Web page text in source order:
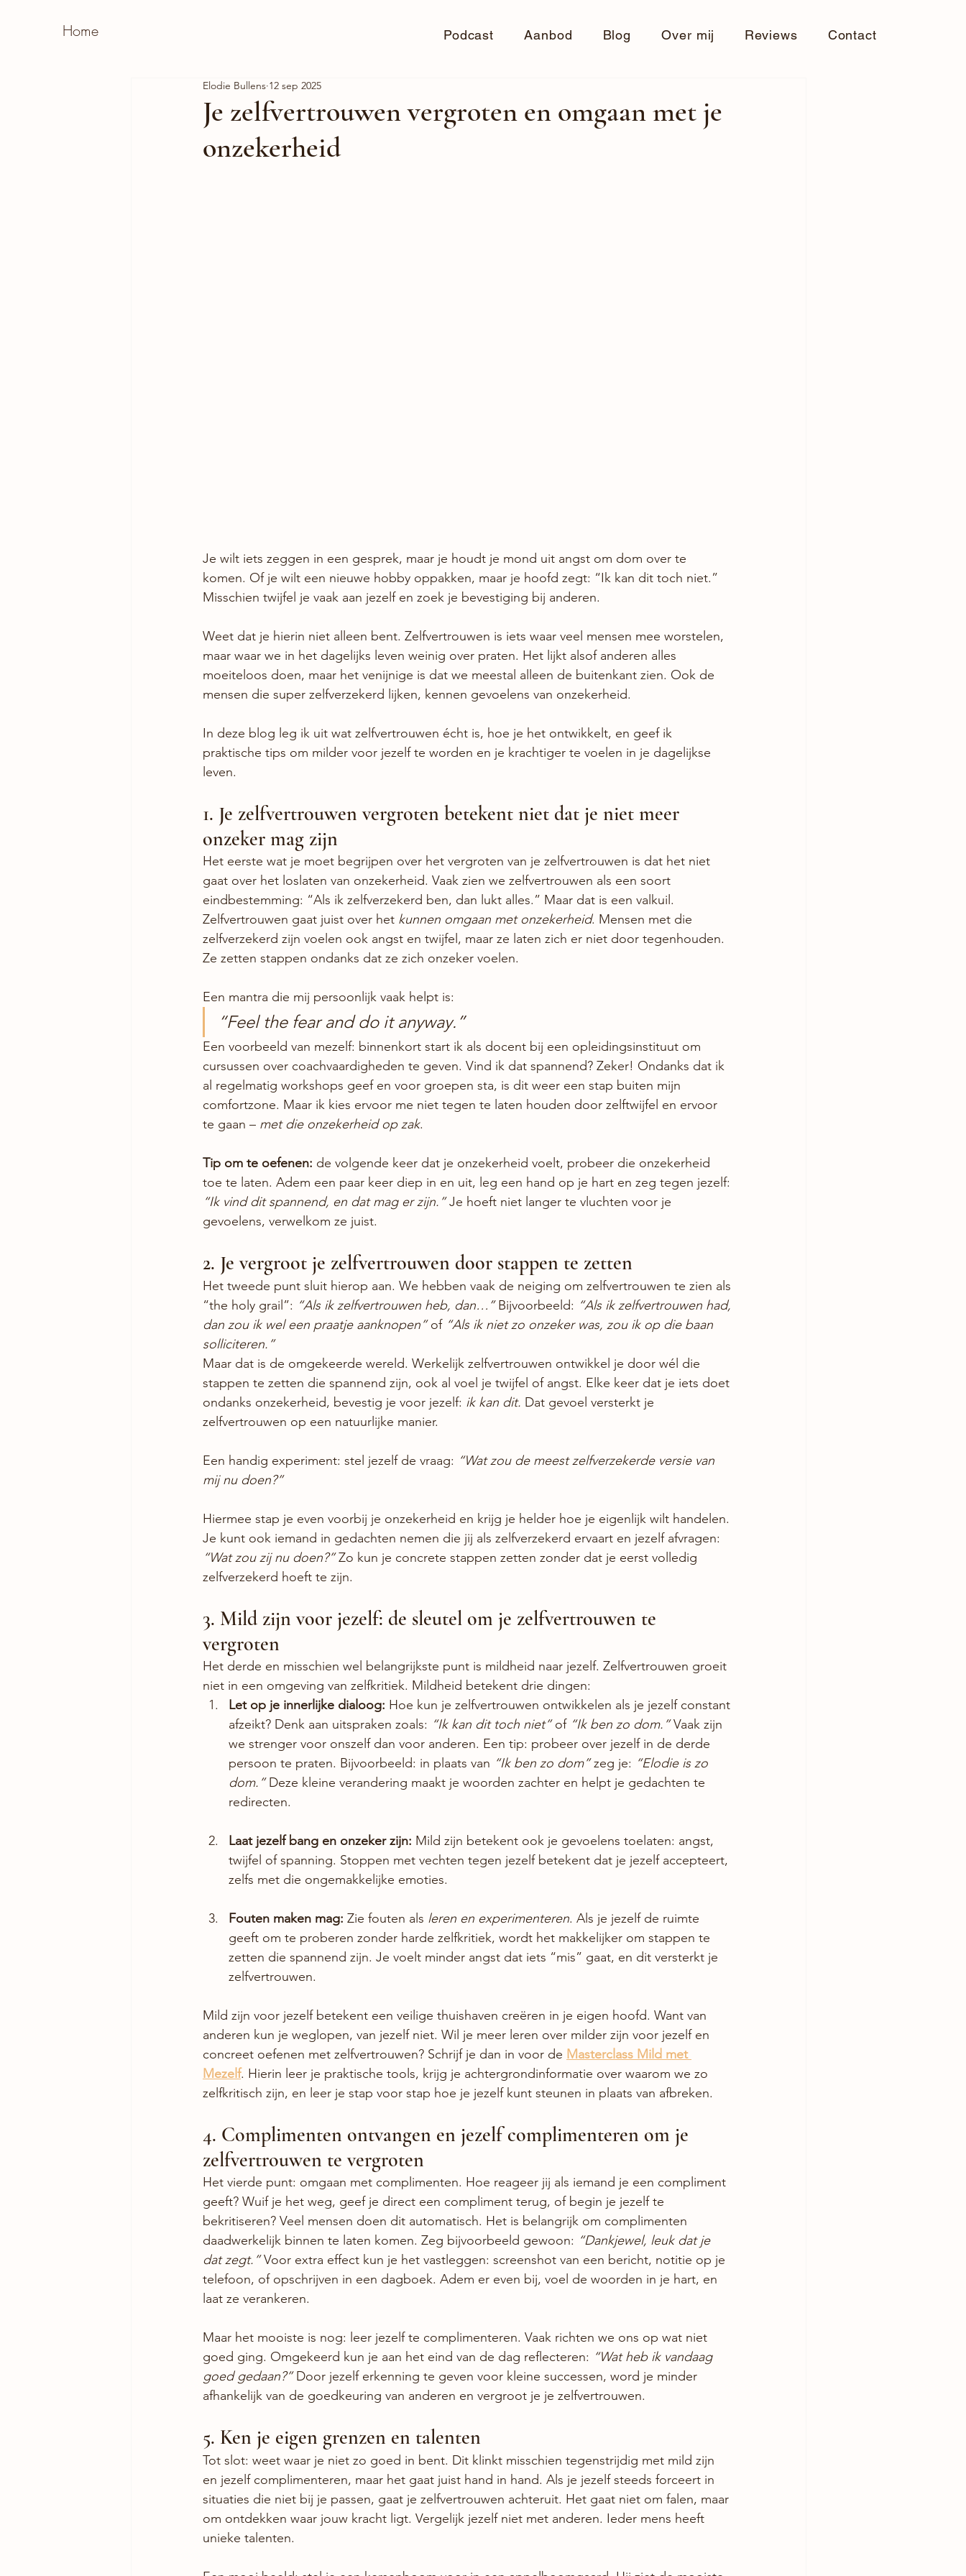
Home Podcast Aanbod Blog Over mij Reviews Contact
Je zelfvertrouwen vergroten en omgaan met je
onzekerheid
Elodie Bullens 12 sep 2025
Je wilt iets zeggen in een gesprek, maar je houdt je mond uit angst om dom over te
komen. Of je wilt een nieuwe hobby oppakken, maar je hoofd zegt: “Ik kan dit toch niet.”
Misschien twijfel je vaak aan jezelf en zoek je bevestiging bij anderen.
Weet dat je hierin niet alleen bent. Zelfvertrouwen is iets waar veel mensen mee worstelen,
maar waar we in het dagelijks leven weinig over praten. Het lijkt alsof anderen alles
moeiteloos doen, maar het venijnige is dat we meestal alleen de buitenkant zien. Ook de
mensen die super zelfverzekerd lijken, kennen gevoelens van onzekerheid.
In deze blog leg ik uit wat zelfvertrouwen écht is, hoe je het ontwikkelt, en geef ik
praktische tips om milder voor jezelf te worden en je krachtiger te voelen in je dagelijkse
leven.
1. Je zelfvertrouwen vergroten betekent niet dat je niet meer
onzeker mag zijn
Het eerste wat je moet begrijpen over het vergroten van je zelfvertrouwen is dat het niet
gaat over het loslaten van onzekerheid. Vaak zien we zelfvertrouwen als een soort
eindbestemming: “Als ik zelfverzekerd ben, dan lukt alles.” Maar dat is een valkuil.
Zelfvertrouwen gaat juist over het kunnen omgaan met onzekerheid. Mensen met die
zelfverzekerd zijn voelen ook angst en twijfel, maar ze laten zich er niet door tegenhouden.
Ze zetten stappen ondanks dat ze zich onzeker voelen.
Een mantra die mij persoonlijk vaak helpt is:
“Feel the fear and do it anyway.”
Een voorbeeld van mezelf: binnenkort start ik als docent bij een opleidingsinstituut om
cursussen over coachvaardigheden te geven. Vind ik dat spannend? Zeker! Ondanks dat ik
al regelmatig workshops geef en voor groepen sta, is dit weer een stap buiten mijn
comfortzone. Maar ik kies ervoor me niet tegen te laten houden door zelftwijfel en ervoor
te gaan – met die onzekerheid op zak.
Tip om te oefenen: de volgende keer dat je onzekerheid voelt, probeer die onzekerheid
toe te laten. Adem een paar keer diep in en uit, leg een hand op je hart en zeg tegen jezelf:
“Ik vind dit spannend, en dat mag er zijn.” Je hoeft niet langer te vluchten voor je
gevoelens, verwelkom ze juist.
2. Je vergroot je zelfvertrouwen door stappen te zetten
Het tweede punt sluit hierop aan. We hebben vaak de neiging om zelfvertrouwen te zien als
“the holy grail”: “Als ik zelfvertrouwen heb, dan…’’ Bijvoorbeeld: “Als ik zelfvertrouwen had,
dan zou ik wel een praatje aanknopen” of “Als ik niet zo onzeker was, zou ik op die baan
solliciteren.”
Maar dat is de omgekeerde wereld. Werkelijk zelfvertrouwen ontwikkel je door wél die
stappen te zetten die spannend zijn, ook al voel je twijfel of angst. Elke keer dat je iets doet
ondanks onzekerheid, bevestig je voor jezelf: ik kan dit. Dat gevoel versterkt je
zelfvertrouwen op een natuurlijke manier.
Een handig experiment: stel jezelf de vraag: “Wat zou de meest zelfverzekerde versie van
mij nu doen?”
Hiermee stap je even voorbij je onzekerheid en krijg je helder hoe je eigenlijk wilt handelen.
Je kunt ook iemand in gedachten nemen die jij als zelfverzekerd ervaart en jezelf afvragen:
“Wat zou zij nu doen?” Zo kun je concrete stappen zetten zonder dat je eerst volledig
zelfverzekerd hoeft te zijn.
3. Mild zijn voor jezelf: de sleutel om je zelfvertrouwen te
vergroten
Het derde en misschien wel belangrijkste punt is mildheid naar jezelf. Zelfvertrouwen groeit
niet in een omgeving van zelfkritiek. Mildheid betekent drie dingen:
Let op je innerlijke dialoog: Hoe kun je zelfvertrouwen ontwikkelen als je jezelf constant
afzeikt? Denk aan uitspraken zoals: “Ik kan dit toch niet” of “Ik ben zo dom.” Vaak zijn
we strenger voor onszelf dan voor anderen. Een tip: probeer over jezelf in de derde
persoon te praten. Bijvoorbeeld: in plaats van “Ik ben zo dom” zeg je: “Elodie is zo
dom.” Deze kleine verandering maakt je woorden zachter en helpt je gedachten te
redirecten.
Laat jezelf bang en onzeker zijn: Mild zijn betekent ook je gevoelens toelaten: angst,
twijfel of spanning. Stoppen met vechten tegen jezelf betekent dat je jezelf accepteert,
zelfs met die ongemakkelijke emoties.
Fouten maken mag: Zie fouten als leren en experimenteren. Als je jezelf de ruimte
geeft om te proberen zonder harde zelfkritiek, wordt het makkelijker om stappen te
zetten die spannend zijn. Je voelt minder angst dat iets “mis” gaat, en dit versterkt je
zelfvertrouwen.
Mild zijn voor jezelf betekent een veilige thuishaven creëren in je eigen hoofd. Want van
anderen kun je weglopen, van jezelf niet. Wil je meer leren over milder zijn voor jezelf en
concreet oefenen met zelfvertrouwen? Schrijf je dan in voor de Masterclass Mild met
Mezelf. Hierin leer je praktische tools, krijg je achtergrondinformatie over waarom we zo
zelfkritisch zijn, en leer je stap voor stap hoe je jezelf kunt steunen in plaats van afbreken.
4. Complimenten ontvangen en jezelf complimenteren om je
zelfvertrouwen te vergroten
Het vierde punt: omgaan met complimenten. Hoe reageer jij als iemand je een compliment
geeft? Wuif je het weg, geef je direct een compliment terug, of begin je jezelf te
bekritiseren? Veel mensen doen dit automatisch. Het is belangrijk om complimenten
daadwerkelijk binnen te laten komen. Zeg bijvoorbeeld gewoon: “Dankjewel, leuk dat je
dat zegt.” Voor extra effect kun je het vastleggen: screenshot van een bericht, notitie op je
telefoon, of opschrijven in een dagboek. Adem er even bij, voel de woorden in je hart, en
laat ze verankeren.
Maar het mooiste is nog: leer jezelf te complimenteren. Vaak richten we ons op wat niet
goed ging. Omgekeerd kun je aan het eind van de dag reflecteren: “Wat heb ik vandaag
goed gedaan?” Door jezelf erkenning te geven voor kleine successen, word je minder
afhankelijk van de goedkeuring van anderen en vergroot je je zelfvertrouwen.
5. Ken je eigen grenzen en talenten
Tot slot: weet waar je niet zo goed in bent. Dit klinkt misschien tegenstrijdig met mild zijn
en jezelf complimenteren, maar het gaat juist hand in hand. Als je jezelf steeds forceert in
situaties die niet bij je passen, gaat je zelfvertrouwen achteruit. Het gaat niet om falen, maar
om ontdekken waar jouw kracht ligt. Vergelijk jezelf niet met anderen. Ieder mens heeft
unieke talenten.